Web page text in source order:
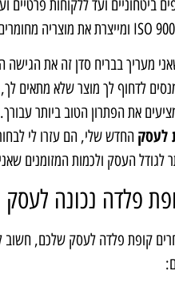
ביטחוניים ועד ללקוחות פרטיים
מעריך בבריח סדן זה את הגישה
לדחוף לך מוצר שלא מתאים
את הפתרון הטוב ביותר
לעסק החדש שלי, הם עזרו לי
לגודל העסק ולכמות המזומנים
פלדה נכונה
קופת פלדה לעסק שלכם, חשוב